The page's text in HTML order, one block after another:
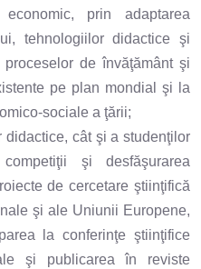
prin adaptarea
tehnologiilor didactice şi
de învăţământ şi
pe plan mondial şi la
sociale a ţării;
didactice, cât şi a studenţilor
şi desfăşurarea
de cercetare ştiinţifică
şi ale Uniunii Europene,
la conferinţe ştiinţifice
şi publicarea în reviste